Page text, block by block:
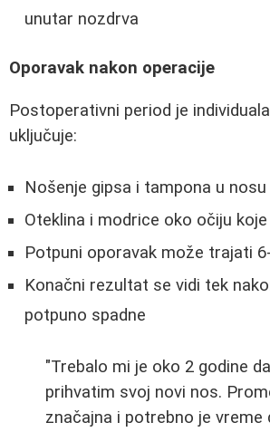
unutar nozdrva
Oporavak nakon operacije
Postoperativni period je
uključuje:
Nošenje gipsa i tampona u nosu
Oteklina i modrice oko očiju
Potpuni oporavak može trajati
Konačni rezultat se vidi tek
potpuno spadne
"Trebalo mi je oko 2 godine
prihvatim svoj novi nos.
značajna i potrebno je vreme